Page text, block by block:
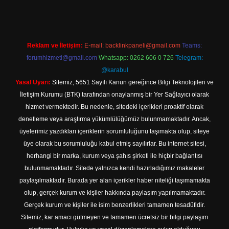
Reklam ve İletişim: E-mail: backlinkpaneli@gmail.com Teams:
forumhizmeti@gmail.com Whatsapp: 0262 606 0 726 Telegram:
@karabul
Yasal Uyarı: Sitemiz, 5651 Sayılı Kanun gereğince Bilgi Teknolojileri ve
İletişim Kurumu (BTK) tarafından onaylanmış bir Yer Sağlayıcı olarak
hizmet vermektedir. Bu nedenle, sitedeki içerikleri proaktif olarak
denetleme veya araştırma yükümlülüğümüz bulunmamaktadır. Ancak,
üyelerimiz yazdıkları içeriklerin sorumluluğunu taşımakta olup, siteye
üye olarak bu sorumluluğu kabul etmiş sayılırlar. Bu internet sitesi,
herhangi bir marka, kurum veya şahıs şirketi ile hiçbir bağlantısı
bulunmamaktadır. Sitede yalnızca kendi hazırladığımız makaleler
paylaşılmaktadır. Burada yer alan içerikler haber niteliği taşımamakta
olup, gerçek kurum ve kişiler hakkında paylaşım yapılmamaktadır.
Gerçek kurum ve kişiler ile isim benzerlikleri tamamen tesadüfidir.
Sitemiz, kar amacı gütmeyen ve tamamen ücretsiz bir bilgi paylaşım